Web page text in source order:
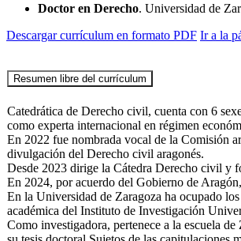
Doctor en Derecho. Universidad de
Descargar currículum en formato PDF Ir a la
Catedrática de Derecho civil, cuenta con 6
como experta internacional en régimen
En 2022 fue nombrada vocal de la Comisión
divulgación del Derecho civil aragonés.
Desde 2023 dirige la Cátedra Derecho civil y
En 2024, por acuerdo del Gobierno de
En la Universidad de Zaragoza ha ocupado
académica del Instituto de Investigación
Como investigadora, pertenece a la escuela